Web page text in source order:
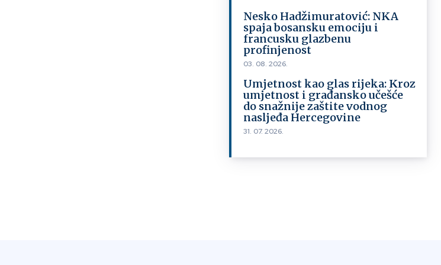
Nesko Hadžimuratović: NKA
spaja bosansku emociju i
francusku glazbenu
profinjenost
03. 08. 2026.
Umjetnost kao glas rijeka: Kroz
umjetnost i građansko učešće
do snažnije zaštite vodnog
nasljeđa Hercegovine
31. 07. 2026.